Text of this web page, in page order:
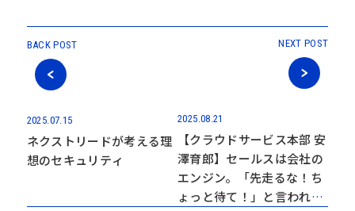
BACK POST
2025.07.15
ネクストリードが考える理
想のセキュリティ
NEXT POST
2025.08.21
【クラウドサービス本部 安
澤育郎】セールスは会社の
エンジン。「先走るな！ち
ょっと待て！」と言われた